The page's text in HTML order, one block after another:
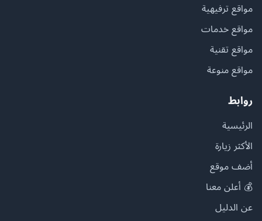
مواقع ترفيهية
مواقع خدمات
مواقع تقنية
مواقع منوعة
روابط
الرئيسية
الأكثر زيارة
أضف موقع
💰 أعلن معنا
عن الدليل